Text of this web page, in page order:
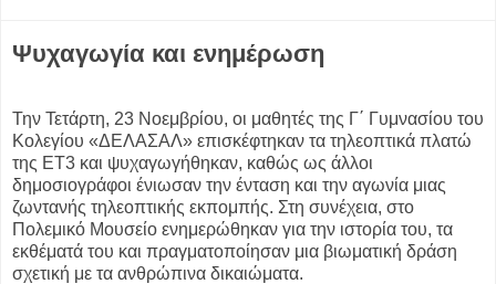
Ψυχαγωγία και ενημέρωση
Την Τετάρτη, 23 Νοεμβρίου, οι μαθητές της Γ΄ Γυμνασίου του
Κολεγίου «ΔΕΛΑΣΑΛ» επισκέφτηκαν τα τηλεοπτικά πλατώ
της ΕΤ3 και ψυχαγωγήθηκαν, καθώς ως άλλοι
δημοσιογράφοι ένιωσαν την ένταση και την αγωνία μιας
ζωντανής τηλεοπτικής εκπομπής. Στη συνέχεια, στο
Πολεμικό Μουσείο ενημερώθηκαν για την ιστορία του, τα
εκθέματά του και πραγματοποίησαν μια βιωματική δράση
σχετική με τα ανθρώπινα δικαιώματα.